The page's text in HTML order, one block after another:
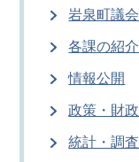
岩泉町議会
各課の紹介
情報公開
政策・財政
統計・調査